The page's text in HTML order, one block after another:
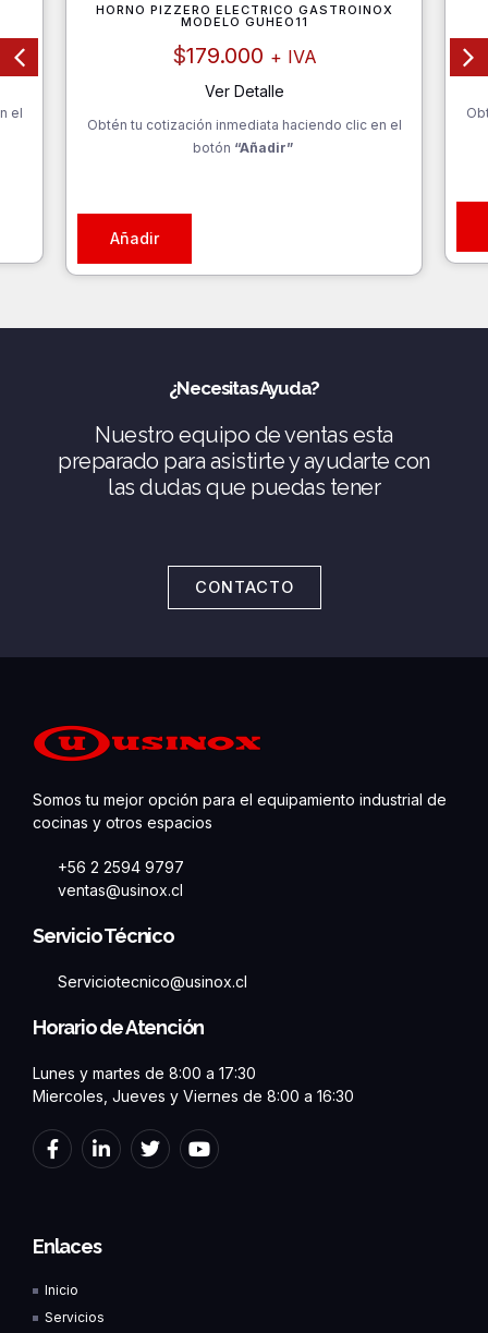
el
HORNO PIZZERO ELECTRICO GASTROINOX
MODELO GUHEO11
$179.000 + IVA
Ver Detalle
Obtén tu cotización inmediata haciendo clic en el
botón “Añadir”
Añadir
¿Necesitas Ayuda?
Nuestro equipo de ventas esta
preparado para asistirte y ayudarte con
las dudas que puedas tener
CONTACTO
Somos tu mejor opción para el equipamiento industrial de
cocinas y otros espacios
+56 2 2594 9797
ventas@usinox.cl
Servicio Técnico
Serviciotecnico@usinox.cl
Horario de Atención
Lunes y martes de 8:00 a 17:30
Miercoles, Jueves y Viernes de 8:00 a 16:30
F
a
o
o
-
f
L
i
i
i
T
w
Y
o
Enlaces
Inicio
Servicios